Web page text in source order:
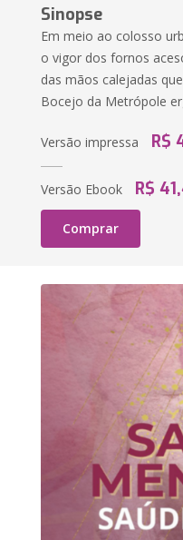
Sinopse
Em meio ao colosso
o vigor dos fornos
das mãos calejadas
Bocejo da Metrópole
Versão impressa R$
Versão Ebook R$
Comprar